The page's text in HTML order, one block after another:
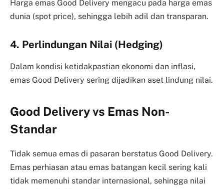
Harga emas Good Delivery mengacu pada harga emas
dunia (spot price), sehingga lebih adil dan transparan.
4. Perlindungan Nilai (Hedging)
Dalam kondisi ketidakpastian ekonomi dan inflasi,
emas Good Delivery sering dijadikan aset lindung nilai.
Good Delivery vs Emas Non-
Standar
Tidak semua emas di pasaran berstatus Good Delivery.
Emas perhiasan atau emas batangan kecil sering kali
tidak memenuhi standar internasional, sehingga nilai